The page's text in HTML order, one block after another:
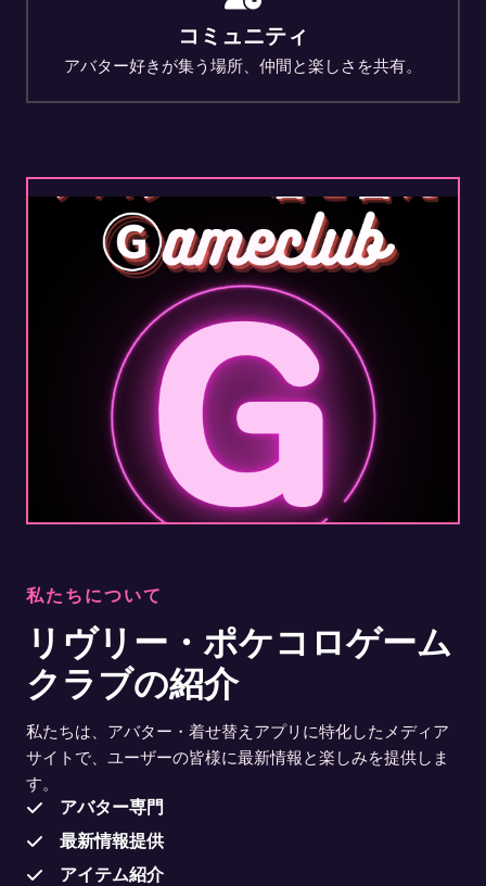
コミュニティ
アバター好きが集う場所、仲間と楽しさを共有。
私たちについて
リヴリー・ポケコロゲーム
クラブの紹介
私たちは、アバター・着せ替えアプリに特化したメディア
サイトで、ユーザーの皆様に最新情報と楽しみを提供しま
す。
アバター専門
最新情報提供
アイテム紹介